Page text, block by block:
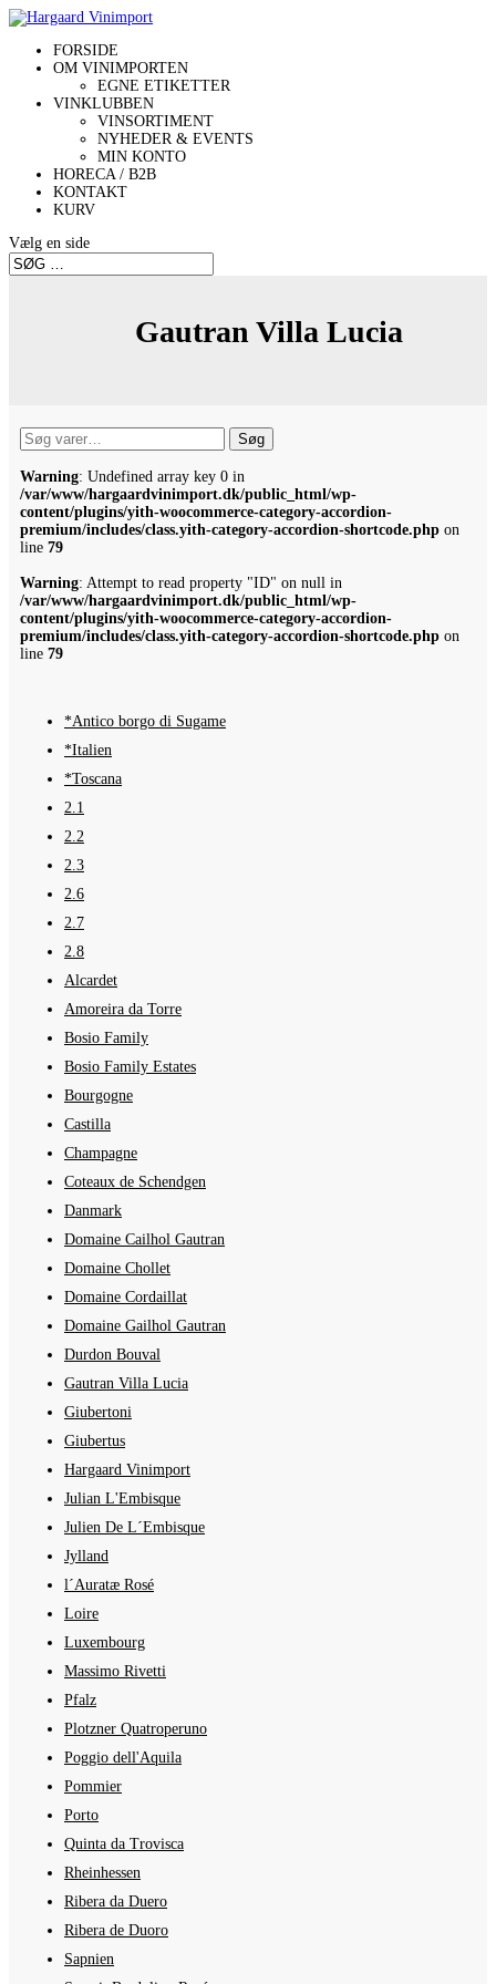
FORSIDE
OM VINIMPORTEN
EGNE ETIKETTER
VINKLUBBEN
VINSORTIMENT
NYHEDER & EVENTS
MIN KONTO
HORECA / B2B
KONTAKT
KURV
Vælg en side
Gautran Villa Lucia
Søg
efter:
Søg
Warning: Undefined array key 0 in
/var/www/hargaardvinimport.dk/public_html/wp-
content/plugins/yith-woocommerce-category-accordion-
premium/includes/class.yith-category-accordion-shortcode.php on
line 79
Warning: Attempt to read property "ID" on null in
/var/www/hargaardvinimport.dk/public_html/wp-
content/plugins/yith-woocommerce-category-accordion-
premium/includes/class.yith-category-accordion-shortcode.php on
line 79
*Antico borgo di Sugame
*Italien
*Toscana
2.1
2.2
2.3
2.6
2.7
2.8
Alcardet
Amoreira da Torre
Bosio Family
Bosio Family Estates
Bourgogne
Castilla
Champagne
Coteaux de Schendgen
Danmark
Domaine Cailhol Gautran
Domaine Chollet
Domaine Cordaillat
Domaine Gailhol Gautran
Durdon Bouval
Gautran Villa Lucia
Giubertoni
Giubertus
Hargaard Vinimport
Julian L'Embisque
Julien De L´Embisque
Jylland
l´Auratæ Rosé
Loire
Luxembourg
Massimo Rivetti
Pfalz
Plotzner Quatroperuno
Poggio dell'Aquila
Pommier
Porto
Quinta da Trovisca
Rheinhessen
Ribera da Duero
Ribera de Duoro
Sapnien